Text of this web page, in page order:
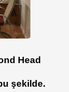
Head
şekilde.